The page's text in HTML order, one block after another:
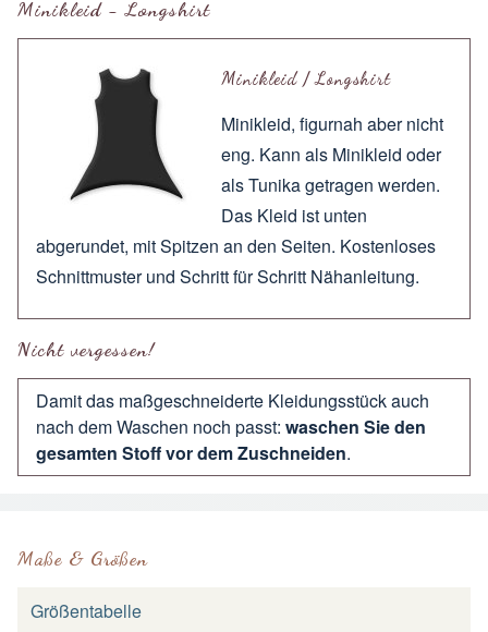
Minikleid - Longshirt
Minikleid / Longshirt
Minikleid, figurnah aber nicht
eng. Kann als Minikleid oder
als Tunika getragen werden.
Das Kleid ist unten
abgerundet, mit Spitzen an den Seiten. Kostenloses
Schnittmuster und Schritt für Schritt Nähanleitung.
Nicht vergessen!
Damit das maßgeschneiderte Kleidungsstück auch
nach dem Waschen noch passt: waschen Sie den
gesamten Stoff vor dem Zuschneiden.
Maße & Größen
Größentabelle